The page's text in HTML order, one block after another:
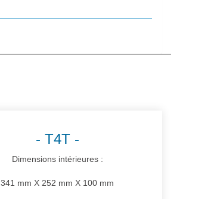
T4T
Dimensions intérieures :
341 mm X 252 mm X 100 mm